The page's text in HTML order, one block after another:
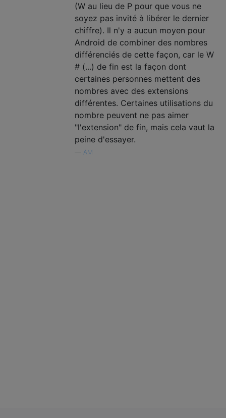
(W au lieu de P pour que vous ne
soyez pas invité à libérer le dernier
chiffre). Il n'y a aucun moyen pour
Android de combiner des nombres
différenciés de cette façon, car le W
# (...) de fin est la façon dont
certaines personnes mettent des
nombres avec des extensions
différentes. Certaines utilisations du
nombre peuvent ne pas aimer
"l'extension" de fin, mais cela vaut la
peine d'essayer.
AM